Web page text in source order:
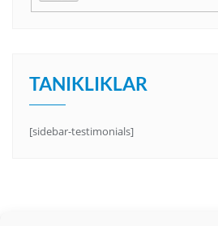
TANIKLIKLAR
[sidebar-testimonials]